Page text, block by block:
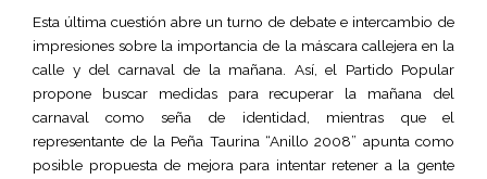
Esta última cuestión abre un turno de debate e intercambio de
impresiones sobre la importancia de la máscara callejera en la
calle y del carnaval de la mañana. Así, el Partido Popular
propone buscar medidas para recuperar la mañana del
carnaval como seña de identidad, mientras que el
representante de la Peña Taurina “Anillo 2008” apunta como
posible propuesta de mejora para intentar retener a la gente